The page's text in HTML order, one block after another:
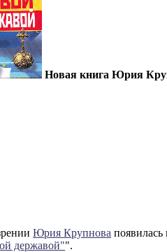
Новая книга Юрия
Юрия Крупнова появилась
державой"".